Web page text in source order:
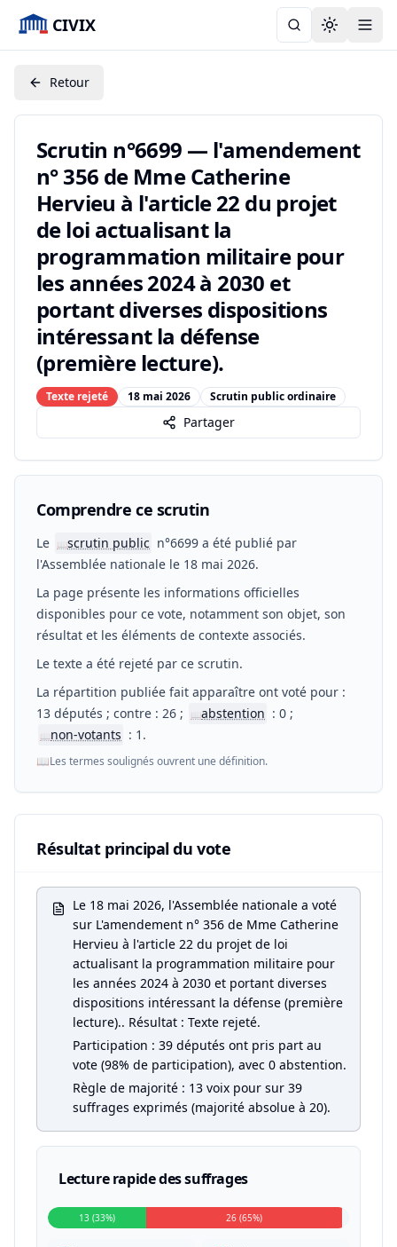
CIVIX Toggle
Retour
Scrutin n°6699 — l'amendement
n° 356 de Mme Catherine
Hervieu à l'article 22 du projet
de loi actualisant la
programmation militaire pour
les années 2024 à 2030 et
portant diverses dispositions
intéressant la défense
(première lecture).
Texte rejeté 18 mai 2026 Scrutin public ordinaire
Partager
Comprendre ce scrutin
Le 📖scrutin public n°6699 a été publié par
l'Assemblée nationale le 18 mai 2026.
La page présente les informations officielles
disponibles pour ce vote, notamment son objet, son
résultat et les éléments de contexte associés.
Le texte a été rejeté par ce scrutin.
La répartition publiée fait apparaître ont voté pour :
13 députés ; contre : 26 ;
📖abstention : 0 ;
📖non-votants : 1.
📖Les termes soulignés ouvrent une définition.
Résultat principal du vote
Le 18 mai 2026, l'Assemblée nationale a voté
sur L'amendement n° 356 de Mme Catherine
Hervieu à l'article 22 du projet de loi
actualisant la programmation militaire pour
les années 2024 à 2030 et portant diverses
dispositions intéressant la défense (première
lecture).. Résultat : Texte rejeté.
Participation : 39 députés ont pris part au
vote (98% de participation), avec 0 abstention.
Règle de majorité : 13 voix pour sur 39
suffrages exprimés (majorité absolue à 20).
Lecture rapide des suffrages
13 (33%) 26 (65%)